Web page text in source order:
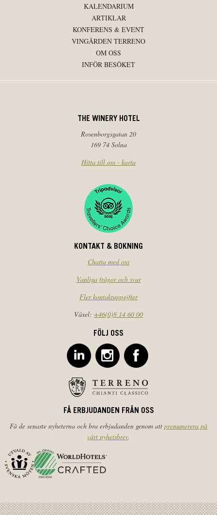
KALENDARIUM
ARTIKLAR
KONFERENS & EVENT
VINGÅRDEN TERRENO
OM OSS
INFÖR BESÖKET
THE WINERY HOTEL
Rosenborgsgatan 20
169 74 Solna
Hitta till oss - karta
KONTAKT & BOKNING
Chatta med oss
Vanliga frågor och svar
Fler kontaktuppgifter
Växel: +46(0)8 14 60 00
FÖLJ OSS
FÅ ERBJUDANDEN FRÅN OSS
Få de senaste nyheterna och bra erbjudanden genom att prenumerera på
vårt nyhetsbrev.